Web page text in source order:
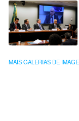
MAIS GALERIAS DE